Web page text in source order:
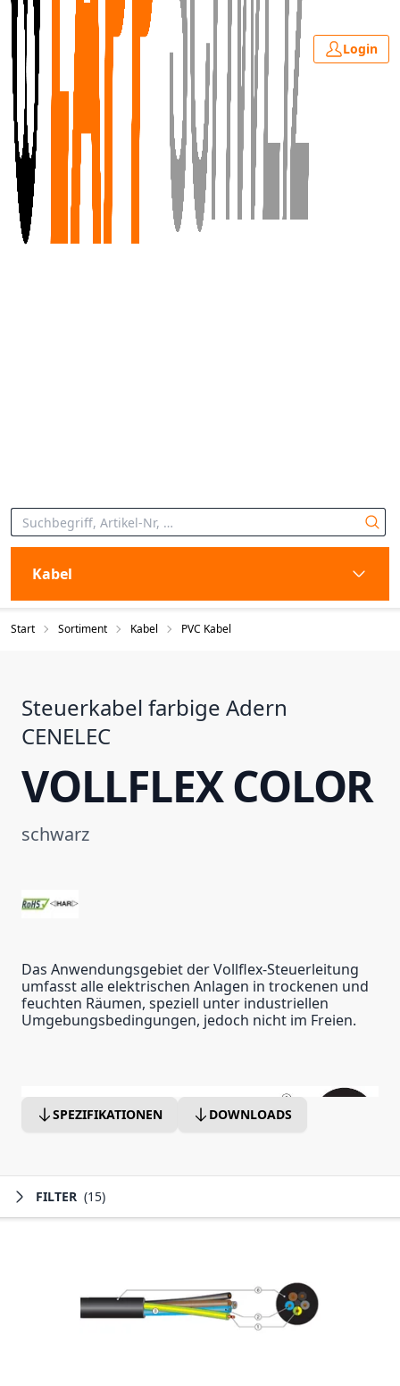
Login
Kabel
Start Sortiment Kabel PVC Kabel
Steuerkabel farbige Adern
CENELEC
VOLLFLEX COLOR
schwarz
Das Anwendungsgebiet der Vollflex-Steuerleitung
umfasst alle elektrischen Anlagen in trockenen und
feuchten Räumen, speziell unter industriellen
Umgebungsbedingungen, jedoch nicht im Freien.
SPEZIFIKATIONEN DOWNLOADS
FILTER (15)